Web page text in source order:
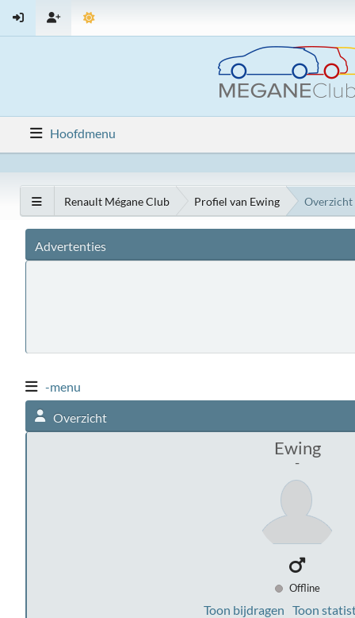
Hoofdmenu
Renault Mégane Club Profiel van Ewing Overzicht
Advertenties
-menu
Overzicht
Ewing
-
Offline
Toon bijdragen Toon